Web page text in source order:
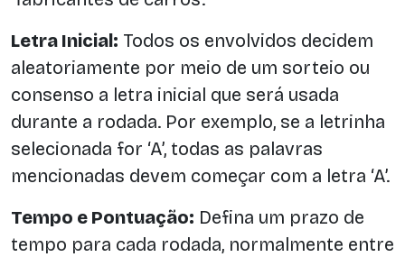
Letra Inicial: Todos os envolvidos decidem
aleatoriamente por meio de um sorteio ou
consenso a letra inicial que será usada
durante a rodada. Por exemplo, se a letrinha
selecionada for ‘A’, todas as palavras
mencionadas devem começar com a letra ‘A’.
Tempo e Pontuação: Defina um prazo de
tempo para cada rodada, normalmente entre